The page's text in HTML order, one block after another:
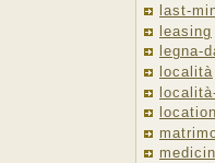
last-
leasing
legna-
località